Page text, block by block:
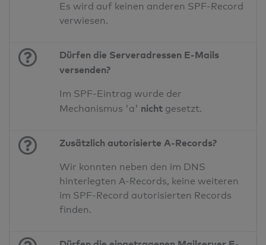
Es wird auf keinen anderen SPF-Record
verwiesen.
Dürfen die Serveradressen E-Mails
versenden?
Im SPF-Eintrag wurde der
Mechanismus 'a' nicht gesetzt.
Zusätzlich autorisierte A-Records?
Wir konnten neben den im DNS
hinterlegten A-Records, keine weiteren
im SPF-Record autorisierten Records
finden.